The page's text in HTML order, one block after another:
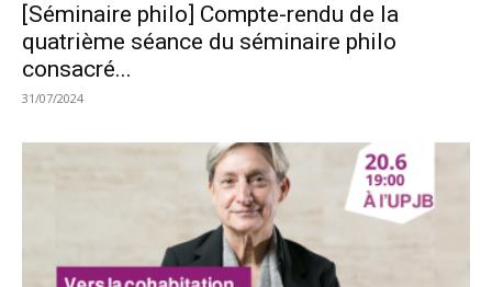
[Séminaire philo] Compte-rendu de la
quatrième séance du séminaire philo
consacré...
31/07/2024